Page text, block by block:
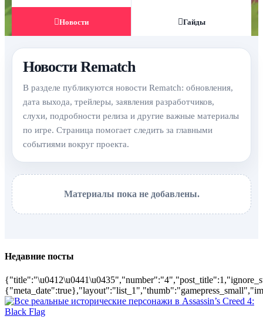
Новости Гайды
Новости Rematch
В разделе публикуются новости Rematch: обновления,
дата выхода, трейлеры, заявления разработчиков,
слухи, подробности релиза и другие важные материалы
по игре. Страница помогает следить за главными
событиями вокруг проекта.
Материалы пока не добавлены.
Недавние посты